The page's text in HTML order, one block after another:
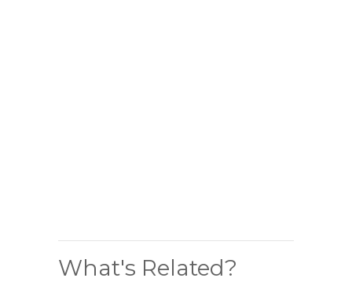
What's Related?